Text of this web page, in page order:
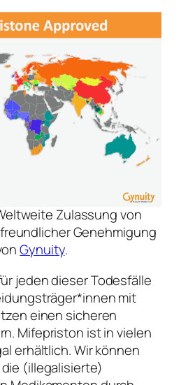
Zulassung von
Genehmigung
Gynuity.
jeden dieser Todesfälle
mit
einen sicheren
Mifepriston ist in vielen
erhältlich. Wir können
(illegalisierte)